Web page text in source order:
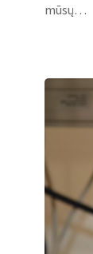
mūsų…